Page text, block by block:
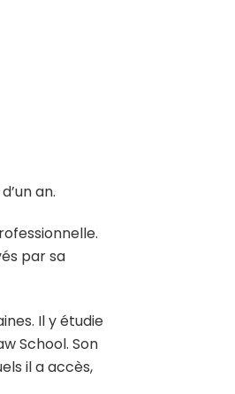
an.
par sa
Il y étudie
School. Son
il a accès,